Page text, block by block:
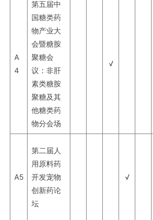
A
4
第五届中
国糖类药
物产业大
会暨糖胺
聚糖会
议：非肝
素类糖胺
聚糖及其
他糖类药
物分会场
√
A5
第二届人
用原料药
开发宠物
创新药论
坛
√